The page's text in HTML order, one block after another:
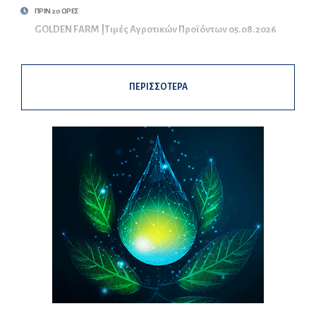
ΠΡΙΝ 20 ΩΡΕΣ
GOLDEN FARM |Τιμές Αγροτικών Προϊόντων 05.08.2026
ΠΕΡΙΣΣΟΤΕΡΑ